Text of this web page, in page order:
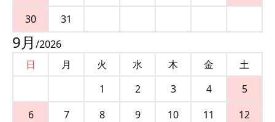
30
31
9月 /2026
日
月 火 水 木 金
土
1
2 3 4
5
6
7 8 9 10 11
12